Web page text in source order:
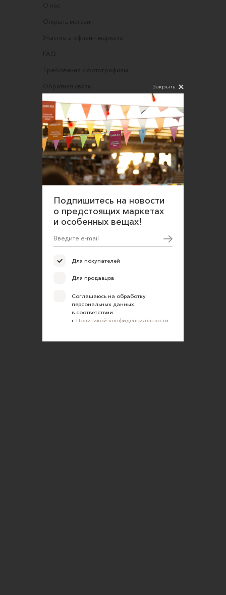
О нас
Открыть магазин
Участие в офлайн-маркете
FAQ
Требования к фотографиям
Обратная связь
Соглашение об оказании услуг
Правила сайта
Оферта для продавцов
Оферта для покупателей
Политика конфиденциальности
Согласие на обработку персональных данных
Закрыть
Подпишитесь на новости
о предстоящих маркетах
и особенных вещах!
Для покупателей
Для продавцов
Соглашаюсь на обработку
персональных данных
в соответствии
с Политикой конфиденциальности